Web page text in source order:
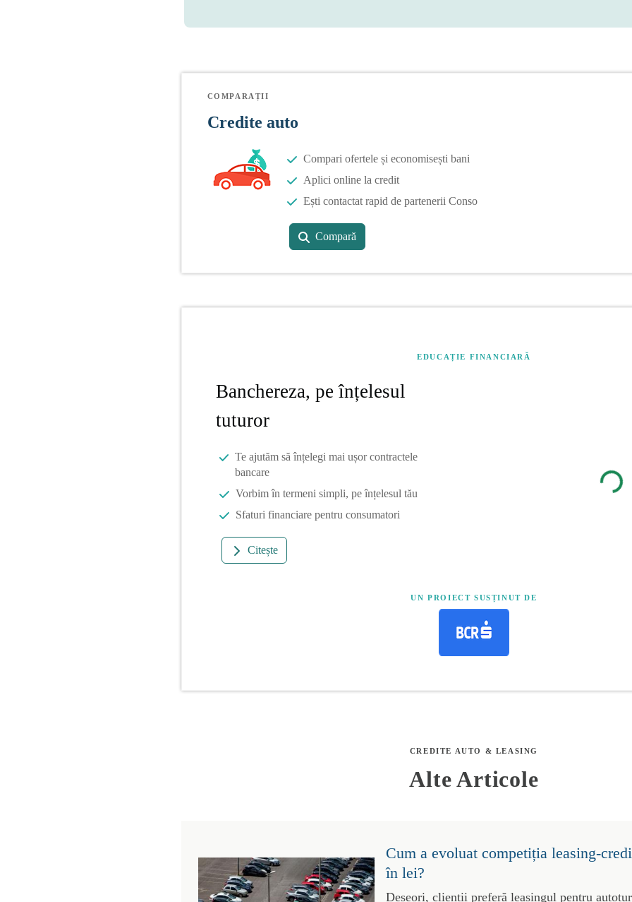
COMPARAȚII
Credite auto
Compari ofertele și economisești bani
Aplici online la credit
Ești contactat rapid de partenerii Conso
Compară
EDUCAȚIE FINANCIARĂ
Banchereza, pe înțelesul
tuturor
Te ajutăm să înțelegi mai ușor contractele
bancare
Vorbim în termeni simpli, pe înțelesul tău
Sfaturi financiare pentru consumatori
Citește
UN PROIECT SUSȚINUT DE
CREDITE AUTO & LEASING
Alte Articole
Cum a evoluat competiția leasing-
în lei?
Deseori, clienții preferă leasingul pentru